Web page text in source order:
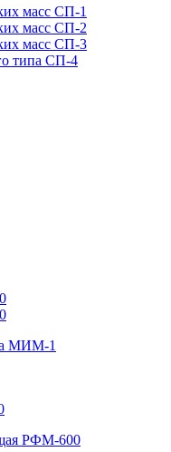
масс СП-1
масс СП-2
масс СП-3
типа СП-4
МИМ-1
РФМ-600